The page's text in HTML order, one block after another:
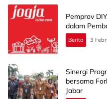
Pemprov
dalam
Berita 3
Sinergi
bersama
Jabar